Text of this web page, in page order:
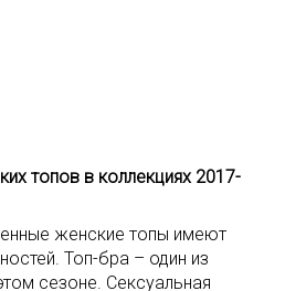
топов в коллекциях 2017-
женские топы имеют
Топ-бра – один из
сезоне. Сексуальная